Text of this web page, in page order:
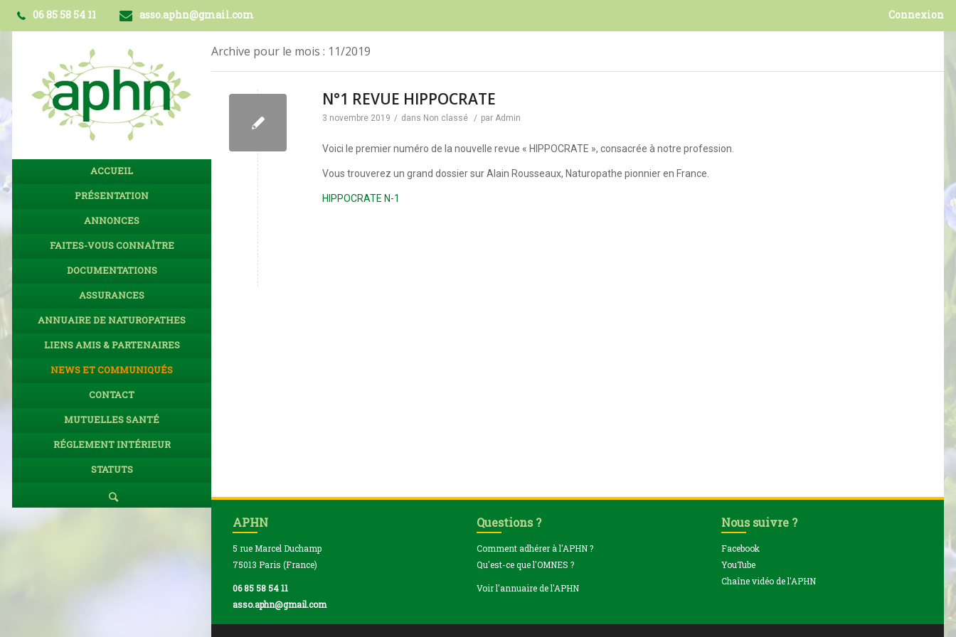
06 85 58 54 11 asso.aphn@gmail.com Connexion
ACCUEIL
PRÉSENTATION
ANNONCES
FAITES-VOUS CONNAÎTRE
DOCUMENTATIONS
ASSURANCES
ANNUAIRE DE NATUROPATHES
LIENS AMIS & PARTENAIRES
NEWS ET COMMUNIQUÉS
CONTACT
MUTUELLES SANTÉ
RÉGLEMENT INTÉRIEUR
STATUTS
Archive pour le mois : 11/2019
N°1 REVUE HIPPOCRATE
3 novembre 2019 / dans Non classé / par Admin
Voici le premier numéro de la nouvelle revue « HIPPOCRATE », consacrée à notre profession.
Vous trouverez un grand dossier sur Alain Rousseaux, Naturopathe pionnier en France.
HIPPOCRATE N-1
APHN
5 rue Marcel Duchamp
75013 Paris (France)
06 85 58 54 11
asso.aphn@gmail.com
Questions ?
Comment adhérer à l'APHN ?
Qu'est-ce que l'OMNES ?
Voir l'annuaire de l'APHN
Nous suivre ?
Facebook
YouTube
Chaîne vidéo de l'APHN